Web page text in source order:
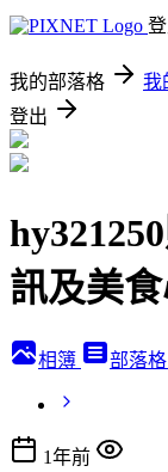
我的部落格 我
登出
訊及美
相簿 部落格
1年前